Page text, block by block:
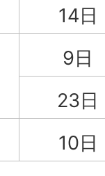
14日
9日
23日
10日